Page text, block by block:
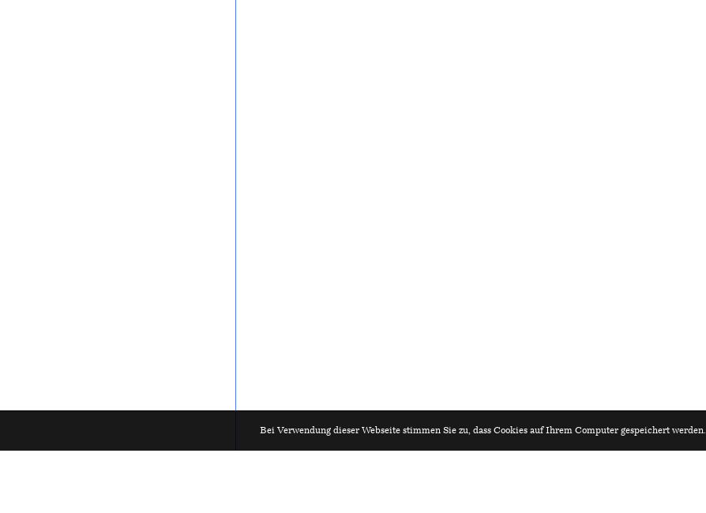
Bei Verwendung dieser Webseite stimmen Sie zu, dass Cookies auf Ihrem Computer gespeichert werden.